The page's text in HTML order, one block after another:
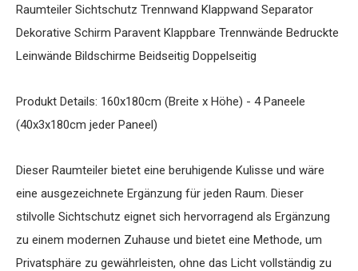
Raumteiler Sichtschutz Trennwand Klappwand Separator
Dekorative Schirm Paravent Klappbare Trennwände Bedruckte
Leinwände Bildschirme Beidseitig Doppelseitig
Produkt Details: 160x180cm (Breite x Höhe) - 4 Paneele
(40x3x180cm jeder Paneel)
Dieser Raumteiler bietet eine beruhigende Kulisse und wäre
eine ausgezeichnete Ergänzung für jeden Raum. Dieser
stilvolle Sichtschutz eignet sich hervorragend als Ergänzung
zu einem modernen Zuhause und bietet eine Methode, um
Privatsphäre zu gewährleisten, ohne das Licht vollständig zu